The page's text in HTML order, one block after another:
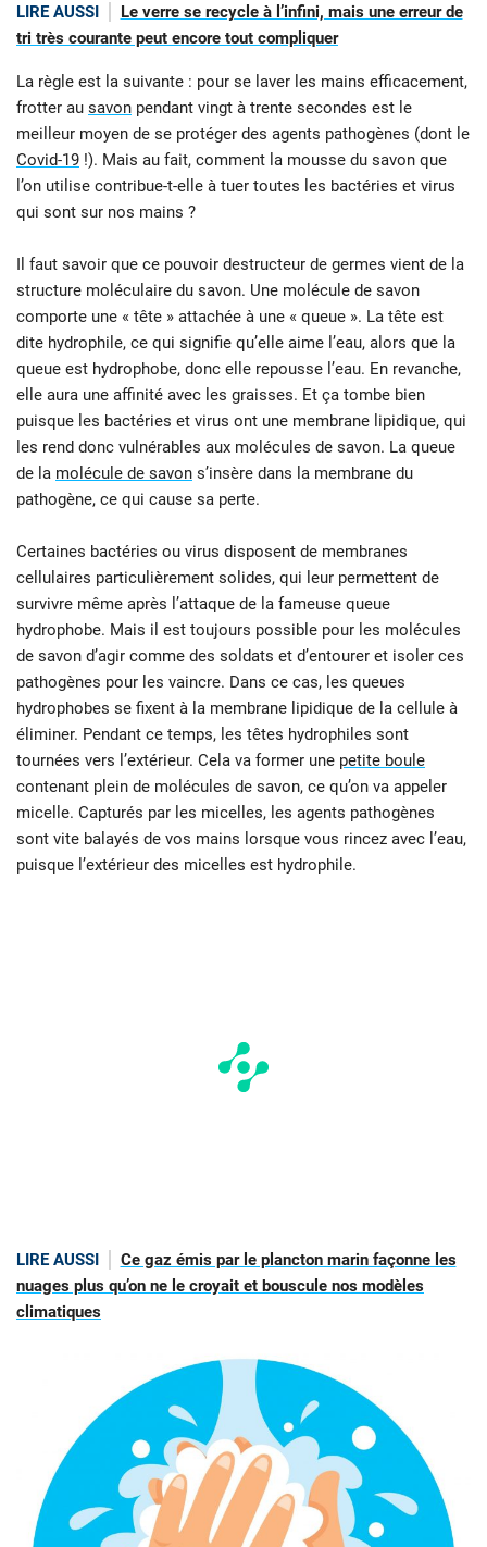
LIRE AUSSI
Le verre se recycle à l’infini, mais une erreur de
tri très courante peut encore tout compliquer
La règle est la suivante : pour se laver les mains efficacement,
frotter au savon pendant vingt à trente secondes est le
meilleur moyen de se protéger des agents pathogènes (dont le
Covid-19 !). Mais au fait, comment la mousse du savon que
l’on utilise contribue-t-elle à tuer toutes les bactéries et virus
qui sont sur nos mains ?
Il faut savoir que ce pouvoir destructeur de germes vient de la
structure moléculaire du savon. Une molécule de savon
comporte une « tête » attachée à une « queue ». La tête est
dite hydrophile, ce qui signifie qu’elle aime l’eau, alors que la
queue est hydrophobe, donc elle repousse l’eau. En revanche,
elle aura une affinité avec les graisses. Et ça tombe bien
puisque les bactéries et virus ont une membrane lipidique, qui
les rend donc vulnérables aux molécules de savon. La queue
de la molécule de savon s’insère dans la membrane du
pathogène, ce qui cause sa perte.
Certaines bactéries ou virus disposent de membranes
cellulaires particulièrement solides, qui leur permettent de
survivre même après l’attaque de la fameuse queue
hydrophobe. Mais il est toujours possible pour les molécules
de savon d’agir comme des soldats et d’entourer et isoler ces
pathogènes pour les vaincre. Dans ce cas, les queues
hydrophobes se fixent à la membrane lipidique de la cellule à
éliminer. Pendant ce temps, les têtes hydrophiles sont
tournées vers l’extérieur. Cela va former une petite boule
contenant plein de molécules de savon, ce qu’on va appeler
micelle. Capturés par les micelles, les agents pathogènes
sont vite balayés de vos mains lorsque vous rincez avec l’eau,
puisque l’extérieur des micelles est hydrophile.
LIRE AUSSI
Ce gaz émis par le plancton marin façonne les
nuages plus qu’on ne le croyait et bouscule nos modèles
climatiques